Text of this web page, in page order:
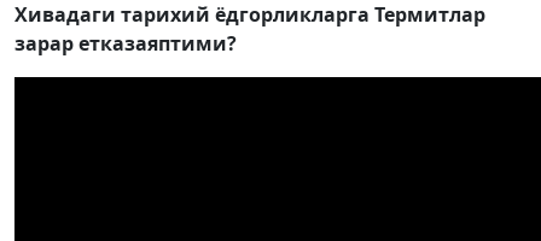
Хивадаги тарихий ёдгорликларга Термитлар
зарар етказаяптими?